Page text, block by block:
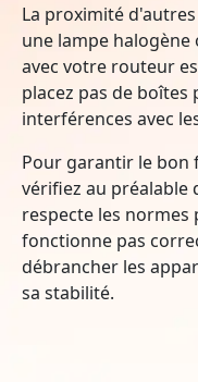
La proximité
une lampe halogène
avec votre routeur
placez pas de
interférences avec
Pour garantir le bon
vérifiez au préalable
respecte les normes
fonctionne pas
débrancher les
sa stabilité.